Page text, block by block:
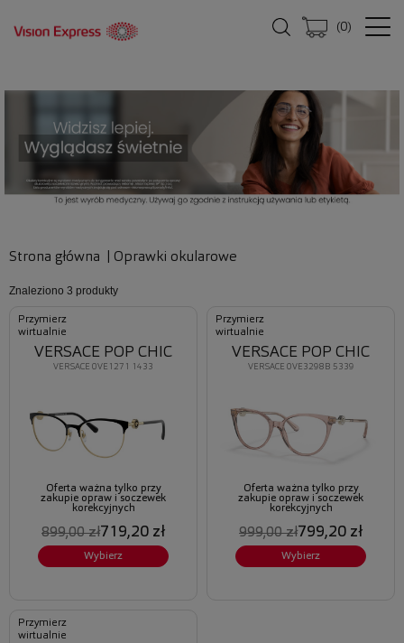
(0)
Strona główna Oprawki okularowe
Znaleziono 3 produkty
Przymierz
wirtualnie
VERSACE 0VE1271 1433
VERSACE POP CHIC
Oferta ważna tylko przy
zakupie opraw i soczewek
korekcyjnych
899,00 zł719,20 zł
Wybierz
Przymierz
wirtualnie
VERSACE 0VE3298B 5339
VERSACE POP CHIC
Oferta ważna tylko przy
zakupie opraw i soczewek
korekcyjnych
999,00 zł799,20 zł
Wybierz
Przymierz
wirtualnie